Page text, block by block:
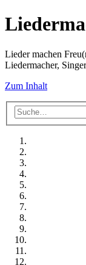
Lieder machen
Liedermacher,
Zum Inhalt